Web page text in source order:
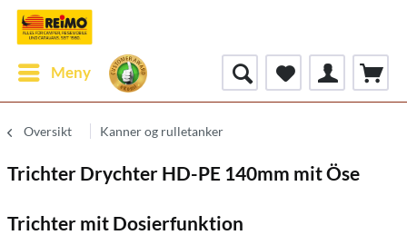
Meny
Oversikt Kanner og rulletanker
Trichter Drychter HD-PE 140mm mit Öse
Trichter mit Dosierfunktion